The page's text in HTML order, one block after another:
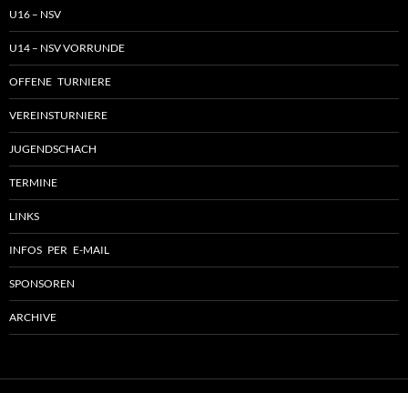
U16 – NSV
U14 – NSV VORRUNDE
OFFENE TURNIERE
VEREINSTURNIERE
JUGENDSCHACH
TERMINE
LINKS
INFOS PER E-MAIL
SPONSOREN
ARCHIVE